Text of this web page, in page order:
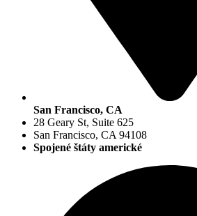
San Francisco, CA
28 Geary St, Suite 625
San Francisco, CA 94108
Spojené štáty americké